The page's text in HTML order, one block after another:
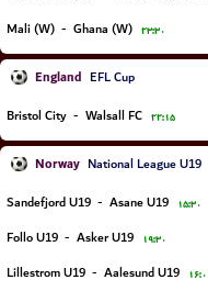
Mali (W) - Ghana (W) ۲۳:۳۰
England EFL Cup
Bristol City - Walsall FC ۲۲:۱۵
Norway National League U19
Sandefjord U19 - Asane U19 ۱۵:۳۰
Follo U19 - Asker U19 ۱۹:۳۰
Lillestrom U19 - Aalesund U19